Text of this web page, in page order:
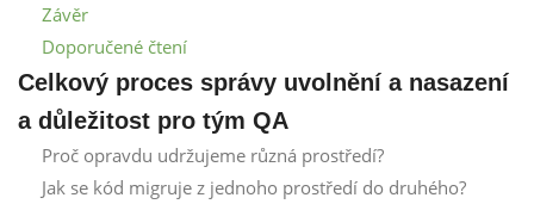
Závěr
Doporučené čtení
Celkový proces správy uvolnění a nasazení
a důležitost pro tým QA
Proč opravdu udržujeme různá prostředí?
Jak se kód migruje z jednoho prostředí do druhého?